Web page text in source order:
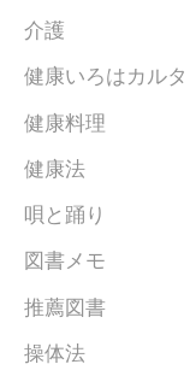
介護
健康いろはカルタ
健康料理
健康法
唄と踊り
図書メモ
推薦図書
操体法